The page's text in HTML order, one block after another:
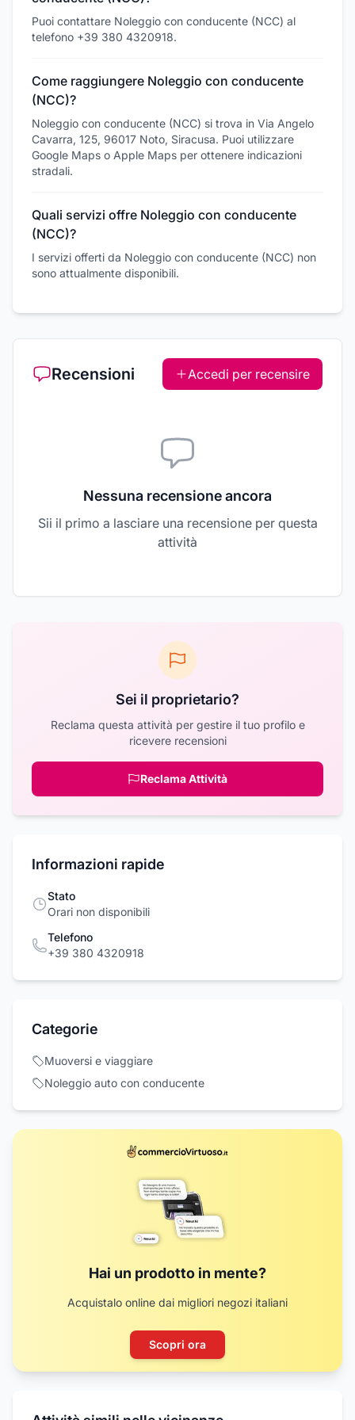
Puoi contattare Noleggio con conducente (NCC) al
telefono +39 380 4320918.
Come raggiungere Noleggio con conducente
(NCC)?
Noleggio con conducente (NCC) si trova in Via Angelo
Cavarra, 125, 96017 Noto, Siracusa. Puoi utilizzare
Google Maps o Apple Maps per ottenere indicazioni
stradali.
Quali servizi offre Noleggio con conducente
(NCC)?
I servizi offerti da Noleggio con conducente (NCC) non
sono attualmente disponibili.
Recensioni Accedi per recensire
Nessuna recensione ancora
Sii il primo a lasciare una recensione per questa
attività
Sei il proprietario?
Reclama questa attività per gestire il tuo profilo e
ricevere recensioni
Reclama Attività
Informazioni rapide
Stato
Orari non disponibili
Telefono
+39 380 4320918
Categorie
Muoversi e viaggiare
Noleggio auto con conducente
Hai un prodotto in mente?
Acquistalo online dai migliori negozi italiani
Scopri ora